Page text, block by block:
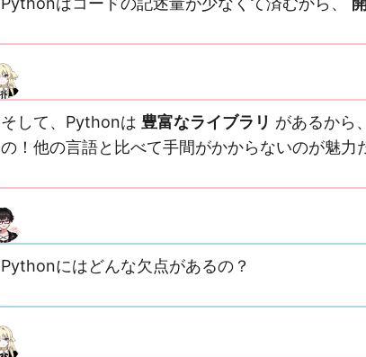
そして、Pythonは 豊富なライブラリ があるから
の！他の言語と比べて手間がかからないのが魅力
Pythonにはどんな欠点があるの？